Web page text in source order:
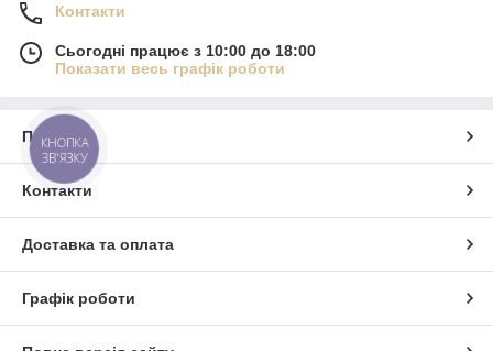
Контакти
Сьогодні працює з 10:00 до 18:00
Показати весь графік роботи
Про нас
Контакти
Доставка та оплата
Графік роботи
КНОПКА
ЗВ'ЯЗКУ